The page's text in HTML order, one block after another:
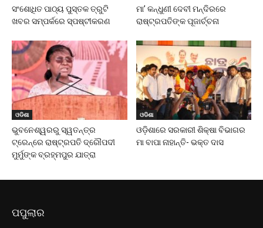
ସଂଶୋଧିତ ପାଠ୍ୟ ପୁସ୍ତକ ତ୍ରୁଟି
ଖବର ସମ୍ପର୍କରେ ସ୍ପଷ୍ଟୀକରଣ
ମା’ କନ୍ଧୁଣୀ ଦେବୀ ମନ୍ଦିରରେ
ରାଷ୍ଟ୍ରପତିଙ୍କ ପୂଜାର୍ଚ୍ଚନା
ଓଡିଶା
ଭୁବନେଶ୍ୱରରୁ ସ୍ୱତନ୍ତ୍ର
ଟ୍ରେନ୍‌ରେ ରାଷ୍ଟ୍ରପତି ଦ୍ରୌପଦୀ
ମୁର୍ମୁଙ୍କ ବ୍ରହ୍ମପୁର ଯାତ୍ରା
ଓଡିଶା
ଓଡ଼ିଶାରେ ସରକାରୀ ଶିକ୍ଷା ବିଭାଗର
ମା ବାପା ନାହାନ୍ତି- ଭକ୍ତ ଦାସ
ପପୁଲାର